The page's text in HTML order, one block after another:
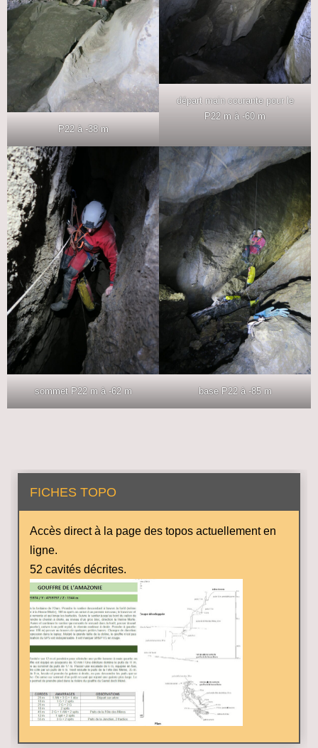
P22 à -38 m
départ main courante pour le
P22 m à -60 m
sommet P22 m à -62 m base P22 à -85 m
FICHES TOPO
Accès direct à la page des topos actuellement en
ligne.
52 cavités décrites.